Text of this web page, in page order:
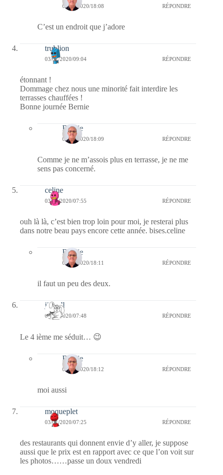
05/01/2020/18:08 RÉPONDRE
C’est un endroit que j’adore
trublion
03/01/2020/09:04 RÉPONDRE
étonnant !
Dommage chez nous une minorité fait interdire les
terrasses chauffées !
Bonne journée Bernie
Bernie
05/01/2020/18:09 RÉPONDRE
Comme je ne m’assois plus en terrasse, je ne me
sens pas concerné.
celine
03/01/2020/07:55 RÉPONDRE
ouh là là, c’est bien trop loin pour moi, je resterai plus
dans notre beau pays encore cette année. bises.celine
Bernie
05/01/2020/18:11 RÉPONDRE
il faut un peu des deux.
jill bill
03/01/2020/07:48 RÉPONDRE
Le 4 ième me séduit… 😉
Bernie
05/01/2020/18:12 RÉPONDRE
moi aussi
moqueplet
03/01/2020/07:25 RÉPONDRE
des restaurants qui donnent envie d’y aller, je suppose
aussi que le prix est en rapport avec ce que l’on voit sur
les photos……passe un doux vendredi